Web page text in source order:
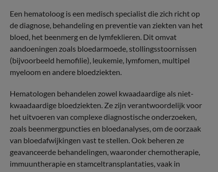
Een hematoloog is een medisch specialist die zich richt op
de diagnose, behandeling en preventie van ziekten van het
bloed, het beenmerg en de lymfeklieren. Dit omvat
aandoeningen zoals bloedarmoede, stollingsstoornissen
(bijvoorbeeld hemofilie), leukemie, lymfomen, multipel
myeloom en andere bloedziekten.
Hematologen behandelen zowel kwaadaardige als niet-
kwaadaardige bloedziekten. Ze zijn verantwoordelijk voor
het uitvoeren van complexe diagnostische onderzoeken,
zoals beenmergpuncties en bloedanalyses, om de oorzaak
van bloedafwijkingen vast te stellen. Ook beheren ze
geavanceerde behandelingen, waaronder chemotherapie,
immuuntherapie en stamceltransplantaties, vaak in